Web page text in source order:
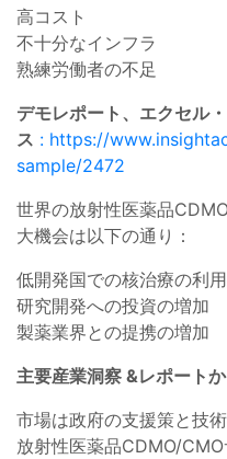
高コスト
不十分なインフラ
熟練労働者の不足
デモレポート、エクセル
ス : https://
sample/2472
世界の放射性医薬品
大機会は以下の通り：
低開発国での核治療の利
研究開発への投資の増加
製薬業界との提携の増加
主要産業洞察 &レポート
市場は政府の支援策と技
放射性医薬品CDMO/